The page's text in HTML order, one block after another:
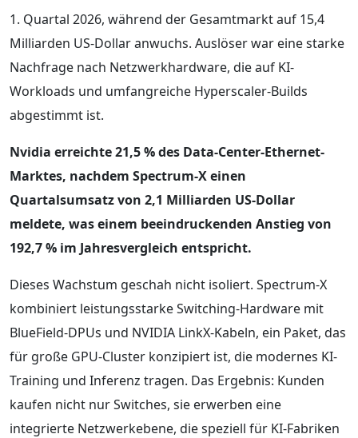
1. Quartal 2026, während der Gesamtmarkt auf 15,4
Milliarden US-Dollar anwuchs. Auslöser war eine starke
Nachfrage nach Netzwerkhardware, die auf KI-
Workloads und umfangreiche Hyperscaler-Builds
abgestimmt ist.
Nvidia erreichte 21,5 % des Data-Center-Ethernet-
Marktes, nachdem Spectrum-X einen
Quartalsumsatz von 2,1 Milliarden US-Dollar
meldete, was einem beeindruckenden Anstieg von
192,7 % im Jahresvergleich entspricht.
Dieses Wachstum geschah nicht isoliert. Spectrum-X
kombiniert leistungsstarke Switching-Hardware mit
BlueField-DPUs und NVIDIA LinkX-Kabeln, ein Paket, das
für große GPU-Cluster konzipiert ist, die modernes KI-
Training und Inferenz tragen. Das Ergebnis: Kunden
kaufen nicht nur Switches, sie erwerben eine
integrierte Netzwerkebene, die speziell für KI-Fabriken